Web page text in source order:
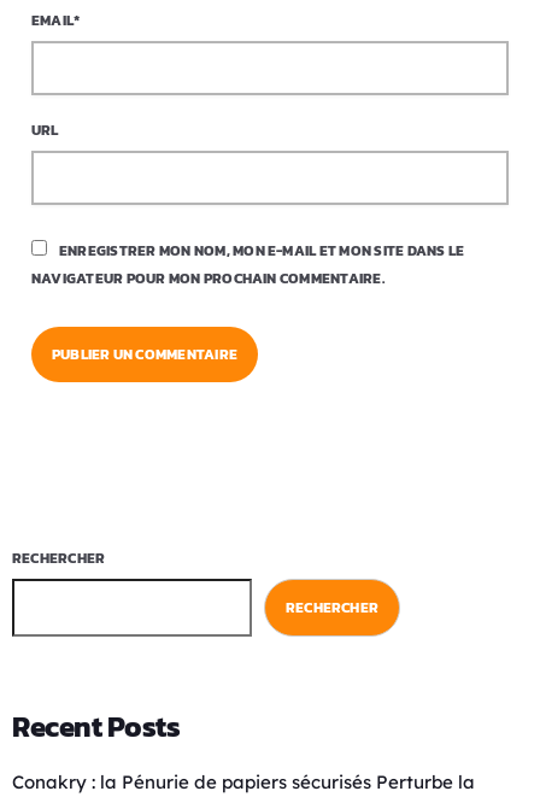
EMAIL*
URL
ENREGISTRER MON NOM, MON E-MAIL ET MON SITE DANS LE
NAVIGATEUR POUR MON PROCHAIN COMMENTAIRE.
RECHERCHER
RECHERCHER
Recent Posts
Conakry : la Pénurie de papiers sécurisés Perturbe la